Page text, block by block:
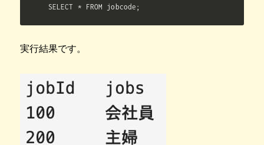
SELECT * FROM jobcode;
実行結果です。